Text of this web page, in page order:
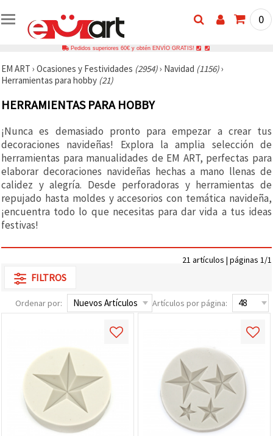
0
Pedidos superiores 60€ y obtén ENVÍO GRATIS!
EM ART › Ocasiones y Festividades (2954)› Navidad (1156)›
Herramientas para hobby (21)
HERRAMIENTAS PARA HOBBY
¡Nunca es demasiado pronto para empezar a crear tus
decoraciones navideñas! Explora la amplia selección de
herramientas para manualidades de EM ART, perfectas para
elaborar decoraciones navideñas hechas a mano llenas de
calidez y alegría. Desde perforadoras y herramientas de
repujado hasta moldes y accesorios con temática navideña,
¡encuentra todo lo que necesitas para dar vida a tus ideas
festivas!
21 artículos | páginas 1/1
FILTROS
Ordenar por: Artículos por página: